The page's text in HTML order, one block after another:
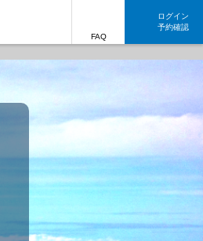
FAQ
ログイン
予約確認